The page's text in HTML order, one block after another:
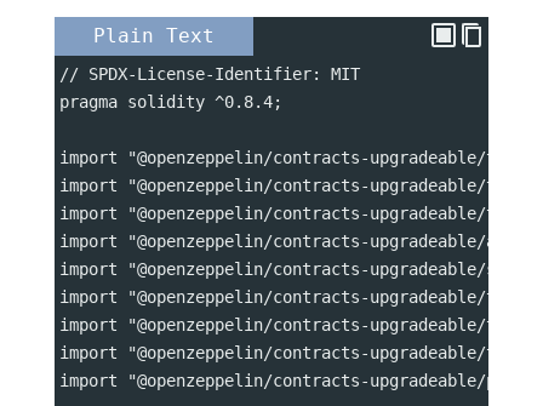
Plain Text
// SPDX-License-Identifier: MIT
pragma solidity ^0.8.4;
import "@openzeppelin/contracts-upgradeable/token/
import "@openzeppelin/contracts-upgradeable/
import "@openzeppelin/contracts-upgradeable/token/
import "@openzeppelin/contracts-upgradeable/
import "@openzeppelin/contracts-upgradeable/
import "@openzeppelin/contracts-upgradeable/
import "@openzeppelin/contracts-upgradeable/token/
import "@openzeppelin/contracts-upgradeable/
import "@openzeppelin/contracts-upgradeable/